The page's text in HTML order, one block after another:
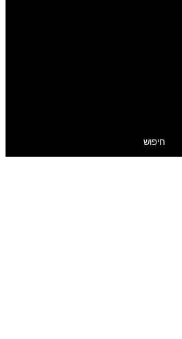
חיפוש